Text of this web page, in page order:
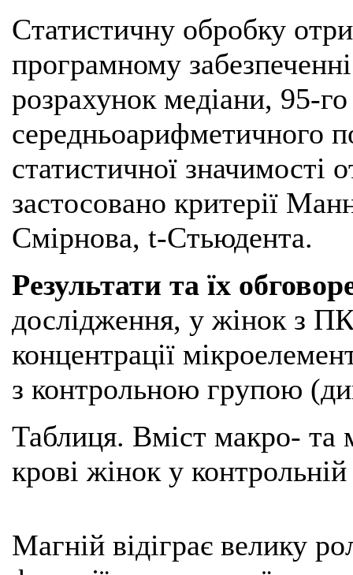
Статистичну обробку
програмному
розрахунок медіани, 95-
середньоарифметичного
статистичної
застосовано критерії
Смірнова, t-Стьюдента.
Результати та їх
дослідження, у жінок з
концентрації
з контрольною групою
Таблиця. Вміст макро- та
крові жінок у
Магній відіграє велику